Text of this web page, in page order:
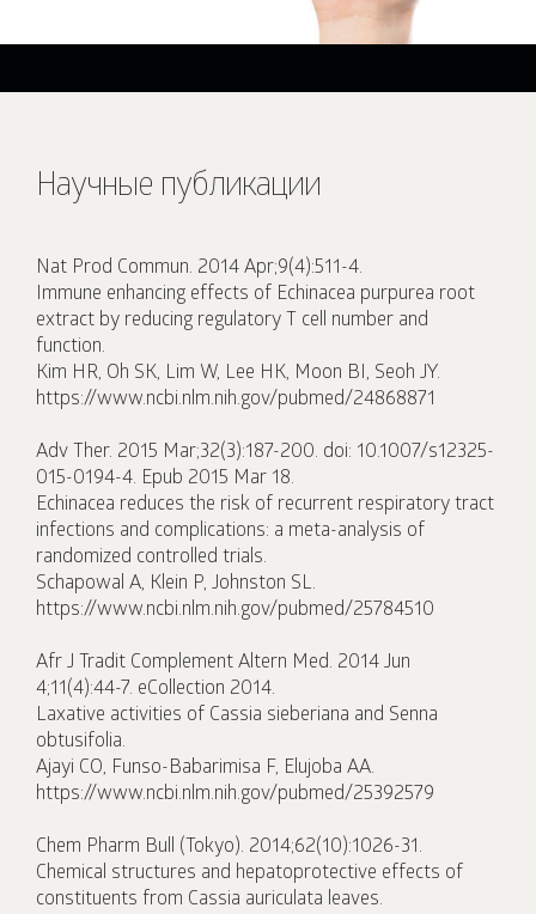
Научные публикации
Nat Prod Commun. 2014 Apr;9(4):511-4.
Immune enhancing effects of Echinacea purpurea root
extract by reducing regulatory T cell number and
function.
Kim HR, Oh SK, Lim W, Lee HK, Moon BI, Seoh JY.
https://www.ncbi.nlm.nih.gov/pubmed/24868871
Adv Ther. 2015 Mar;32(3):187-200. doi: 10.1007/s12325-
015-0194-4. Epub 2015 Mar 18.
Echinacea reduces the risk of recurrent respiratory tract
infections and complications: a meta-analysis of
randomized controlled trials.
Schapowal A, Klein P, Johnston SL.
https://www.ncbi.nlm.nih.gov/pubmed/25784510
Afr J Tradit Complement Altern Med. 2014 Jun
4;11(4):44-7. eCollection 2014.
Laxative activities of Cassia sieberiana and Senna
obtusifolia.
Ajayi CO, Funso-Babarimisa F, Elujoba AA.
https://www.ncbi.nlm.nih.gov/pubmed/25392579
Chem Pharm Bull (Tokyo). 2014;62(10):1026-31.
Chemical structures and hepatoprotective effects of
constituents from Cassia auriculata leaves.